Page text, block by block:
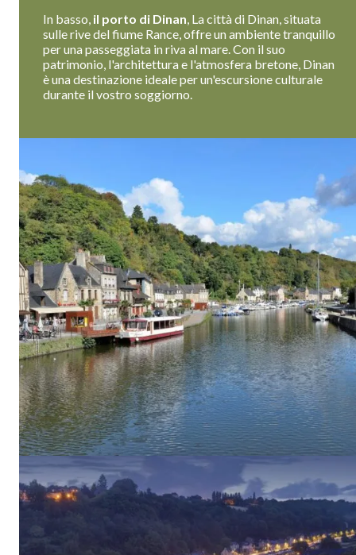
In basso, il porto di Dinan, La città di Dinan, situata
sulle rive del fiume Rance, offre un ambiente tranquillo
per una passeggiata in riva al mare. Con il suo
patrimonio, l'architettura e l'atmosfera bretone, Dinan
è una destinazione ideale per un'escursione culturale
durante il vostro soggiorno.